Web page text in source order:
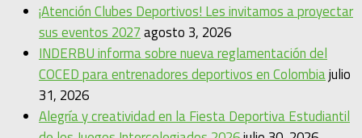
¡Atención Clubes Deportivos! Les invitamos a proyectar
sus eventos 2027agosto 3, 2026
INDERBU informa sobre nueva reglamentación del
COCED para entrenadores deportivos en Colombiajulio
31, 2026
Alegría y creatividad en la Fiesta Deportiva Estudiantil